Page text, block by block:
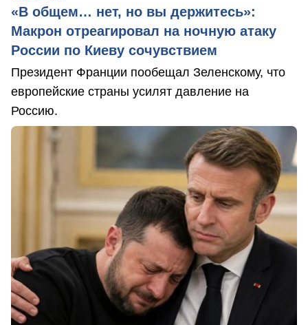
«В общем… нет, но вы держитесь»:
Макрон отреагировал на ночную атаку
России по Киеву сочувствием
Президент Франции пообещал Зеленскому, что
европейские страны усилят давление на
Россию.